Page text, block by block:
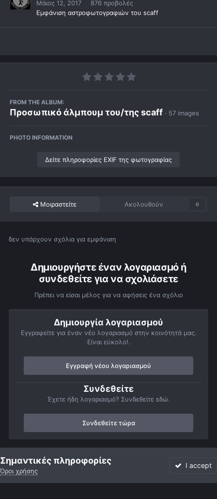
Μάιος 12, 2017
876 προβολές
Εμφάνιση αστροφωτογραφιών του scaff
FROM THE ALBUM:
Προσωπικό άλμπουμ του/της scaff · 57 images
PHOTO INFORMATION
Δείτε πληροφορίες EXIF της φωτογραφίας
Μοιραστείτε Ακολουθούν 0
δεν υπάρχουν σχόλια για εμφάνιση
Δημιουργήστε έναν λογαριασμό ή
συνδεθείτε για να σχολιάσετε
Πρέπει να είσαι μέλος για να αφήσεις ένα σχόλιο
Δημιουργία λογαριασμού
Εγγραφείτε για έναν νέο λογαριασμό στην κοινότητά μας.
Είναι εύκολο!.
Εγγραφή νέου λογαριασμού
Συνδεθείτε
Έχετε ήδη λογαριασμό? Συνδεθείτε εδώ.
Συνδεθείτε τώρα
Αρχή Αστροφωτογραφίες Member Albums
Σημαντικές πληροφορίες
Όροι χρήσης
I accept
Forum